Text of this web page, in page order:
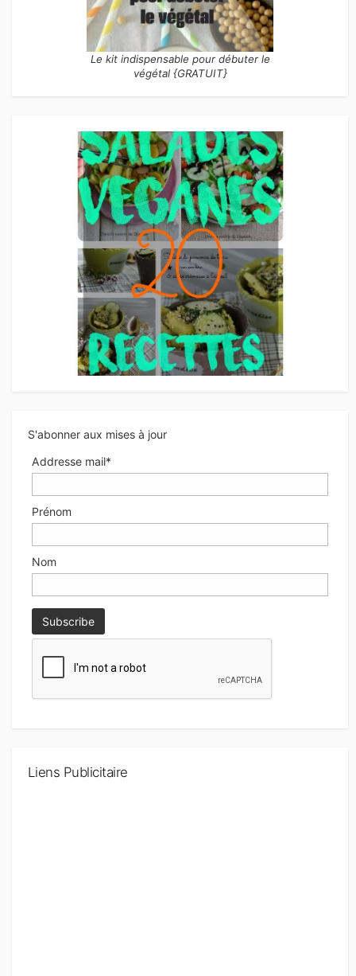
Le kit indispensable pour débuter le
végétal {GRATUIT}
S'abonner aux mises à jour
Addresse mail*
Prénom
Nom
Liens Publicitaire